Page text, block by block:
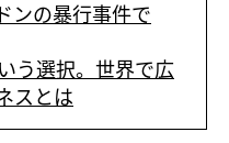
ンの暴行事件で
う選択。世界で広
スとは